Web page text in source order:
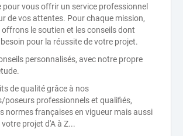
pour vous offrir un service professionnel
de vos attentes. Pour chaque mission,
le soutien et les conseils dont
pour la réussite de votre projet.
personnalisés, avec notre propre
de qualité grâce à nos
poseurs professionnels et qualifiés,
normes françaises en vigueur mais aussi
projet d'A à Z...